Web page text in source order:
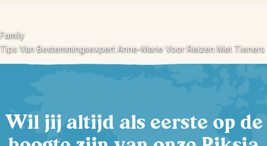
Family
Tips Van Bestemmingsexpert Anne-Marie Voor Reizen Met Tieners
Wil jij altijd als eerste op de